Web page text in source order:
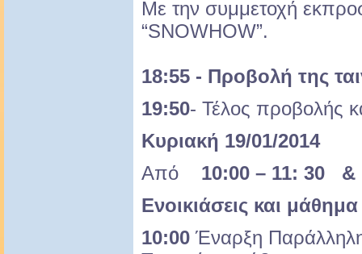
Με την συμμετοχή
“SNOWHOW”.
18:55 - Προβολή της
19:50- Τέλος προβολής
Κυριακή 19/01/2014
Από 10:00 – 11: 30
Ενοικιάσεις και
10:00 Έναρξη